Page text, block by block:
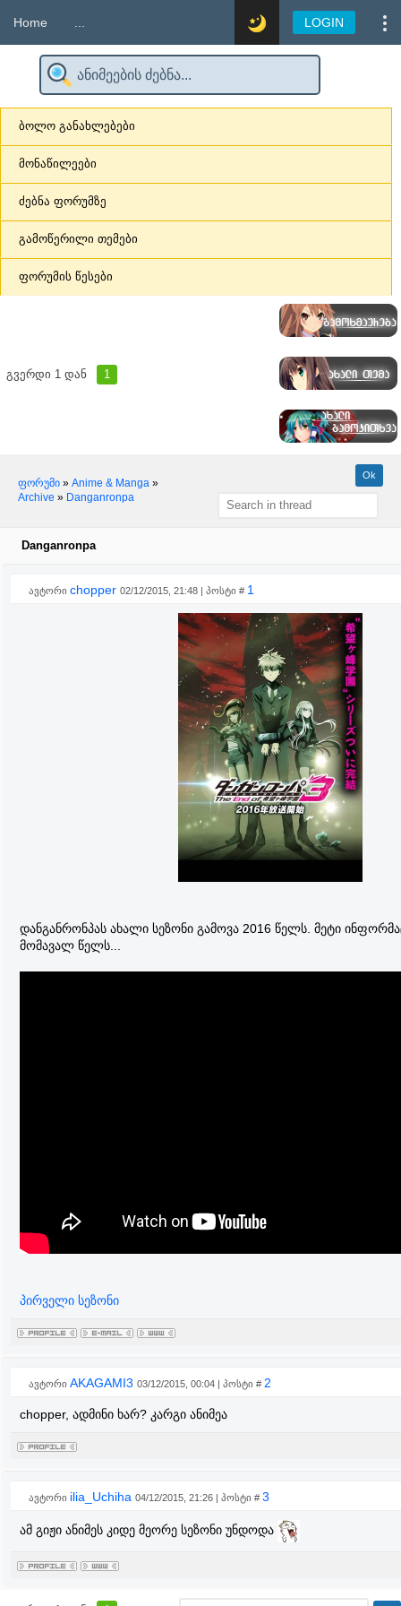
Home LOGIN
ბოლო განახლებები
მონაწილეები
ძებნა ფორუმზე
გამოწერილი თემები
ფორუმის წესები
გვერდი 1 დან 1
ფორუმი » Anime & Manga »
Archive » Danganronpa
Danganronpa
ავტორი chopper 02/12/2015, 21:48 | პოსტი # 1
დანგანრონპას ახალი სეზონი გამოვა 2016 წელს. მეტი
მომავალ წელს...
პირველი სეზონი
ავტორი AKAGAMI3 03/12/2015, 00:04 | პოსტი # 2
chopper, ადმინი ხარ? კარგი ანიმეა
ავტორი ilia_Uchiha 04/12/2015, 21:26 | პოსტი # 3
ამ გიჟი ანიმეს კიდე მეორე სეზონი უნდოდა